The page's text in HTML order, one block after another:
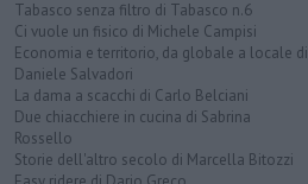
Tabasco senza filtro di Tabasco n.6
Ci vuole un fisico di Michele Campisi
Economia e territorio, da globale a locale di
Daniele Salvadori
La dama a scacchi di Carlo Belciani
Due chiacchiere in cucina di Sabrina
Rossello
Storie dell'altro secolo di Marcella Bitozzi